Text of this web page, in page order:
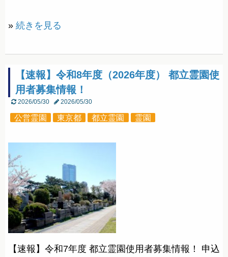
» 続きを見る
【速報】令和8年度（2026年度） 都立霊園使
用者募集情報！
2026/05/30 2026/05/30
公営霊園 東京都 都立霊園 霊園
【速報】令和7年度 都立霊園使用者募集情報！ 申込